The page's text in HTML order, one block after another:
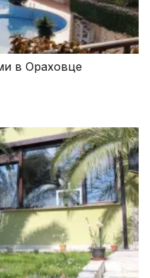
в Ораховце